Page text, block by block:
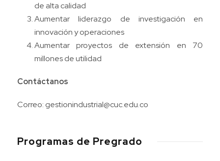
de alta calidad
Aumentar liderazgo de investigación en
innovación y operaciones
Aumentar proyectos de extensión en 70
millones de utilidad
Contáctanos
Correo: gestionindustrial@cuc.edu.co
Programas de Pregrado